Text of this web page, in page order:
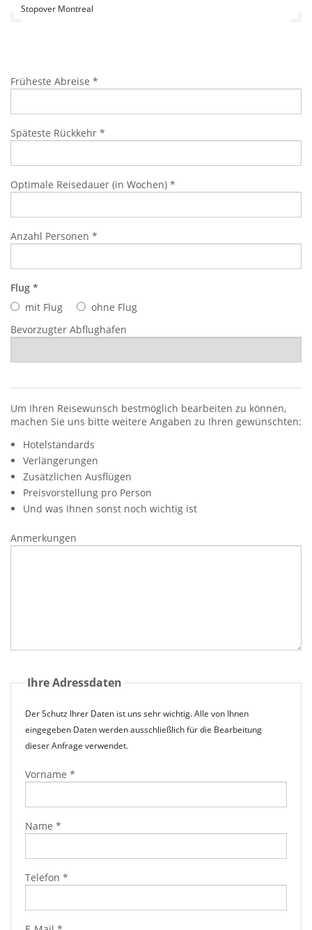
Stopover Montreal
Früheste Abreise *
Späteste Rückkehr *
Optimale Reisedauer (in Wochen) *
Anzahl Personen *
Flug *
mit Flug
ohne Flug
Bevorzugter Abflughafen
Um Ihren Reisewunsch bestmöglich bearbeiten zu können,
machen Sie uns bitte weitere Angaben zu Ihren gewünschten:
Hotelstandards
Verlängerungen
Zusätzlichen Ausflügen
Preisvorstellung pro Person
Und was Ihnen sonst noch wichtig ist
Anmerkungen
Ihre Adressdaten
Der Schutz Ihrer Daten ist uns sehr wichtig. Alle von Ihnen
eingegeben Daten werden ausschließlich für die Bearbeitung
dieser Anfrage verwendet.
Vorname *
Name *
Telefon *